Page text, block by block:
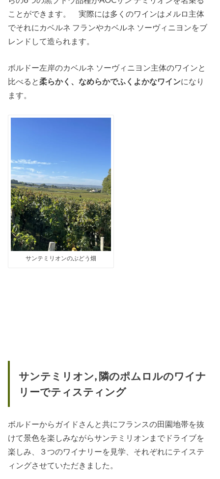
ことができます。 実際には多くのワインはメルロ主体
でそれにカベルネ フランやカベルネ ソーヴィニヨンをブ
レンドして造られます。
ボルドー左岸のカベルネ ソーヴィニヨン主体のワインと
比べると柔らかく、なめらかでふくよかなワインになり
ます。
サンテミリオンのぶどう畑
サンテミリオン, 隣のポムロルのワイナ
リーでティスティング
ボルドーからガイドさんと共にフランスの田園地帯を抜
けて景色を楽しみながらサンテミリオンまでドライブを
楽しみ、３つのワイナリーを見学、それぞれにテイステ
ィングさせていただきました。